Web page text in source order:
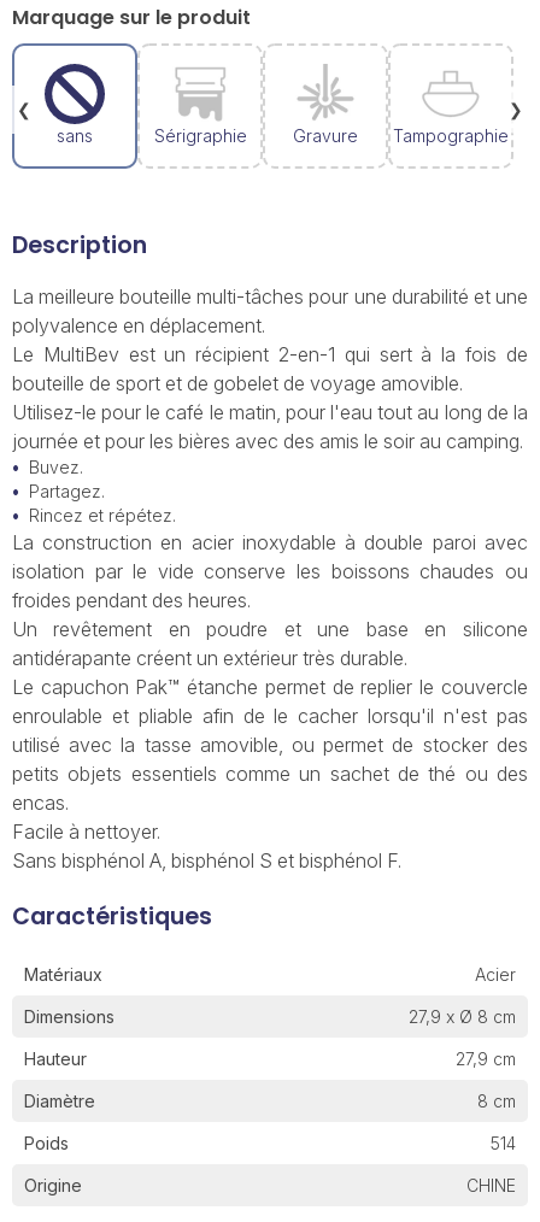
Marquage sur le produit
sans Sérigraphie Gravure Tampographie
❯
❮
Description
La meilleure bouteille multi-tâches pour une durabilité et une
polyvalence en déplacement.
Le MultiBev est un récipient 2-en-1 qui sert à la fois de
bouteille de sport et de gobelet de voyage amovible.
Utilisez-le pour le café le matin, pour l'eau tout au long de la
journée et pour les bières avec des amis le soir au camping.
Buvez.
Partagez.
Rincez et répétez.
La construction en acier inoxydable à double paroi avec
isolation par le vide conserve les boissons chaudes ou
froides pendant des heures.
Un revêtement en poudre et une base en silicone
antidérapante créent un extérieur très durable.
Le capuchon Pak™ étanche permet de replier le couvercle
enroulable et pliable afin de le cacher lorsqu'il n'est pas
utilisé avec la tasse amovible, ou permet de stocker des
petits objets essentiels comme un sachet de thé ou des
encas.
Facile à nettoyer.
Sans bisphénol A, bisphénol S et bisphénol F.
Caractéristiques
Matériaux Acier
Dimensions 27,9 x Ø 8 cm
Hauteur 27,9 cm
Diamètre 8 cm
Poids 514
Origine CHINE